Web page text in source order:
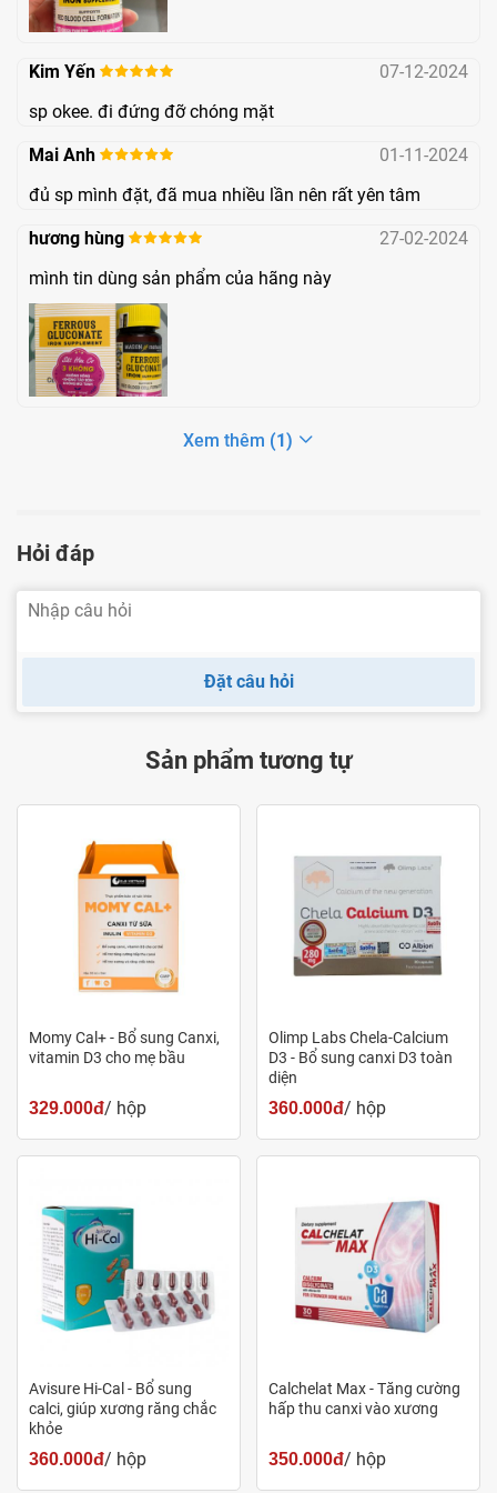
đậu,...Ngoài ra, có thể lựa chọn sử dụng TPCN bổ sung sắt,
Một số loại thực phẩm giàu sắt
thai giúp ngăn ngừa thiếu sắt và hỗ trợ điều trị các triệu
chứng do thiếu máu thiếu sắt gây ra
thiết cho cơ thể, tham gia vào quá trình trao đổi chất và
Hemoglobin chịu trách nhiệm vận chuyển Oxy trong máu
Cơ thể sử dụng sắt để tổng hợp một số loại Hormone khác.
Ngoài ra sắt cũng có một số tác dụng khác như hỗ trợ tăng
cường hệ thống miễn dịch, hỗ trợ cải thiện giấc ngủ và trí
nhớ, bảo vệ và nuôi dưỡng tóc và da, tăng cường hiệu suất
tập thể dục thể thao.
Sắt Gluconat có trong viên nang Mason Natural Ferrous
Gluconate
Uống 1-2 viên/ngày
Dùng cùng với thức ăn
Kim Yến
07-12-2024
sp okee. đi đứng đỡ chóng mặt
Mai Anh
01-11-2024
đủ sp mình đặt, đã mua nhiều lần nên rất yên tâm
hương hùng
27-02-2024
mình tin dùng sản phẩm của hãng này
Xem thêm (1)
Hỏi đáp
Đặt câu hỏi
Sản phẩm tương tự
Momy Cal+ - Bổ sung Canxi,
vitamin D3 cho mẹ bầu
329.000đ/ hộp
Olimp Labs Chela-Calcium
D3 - Bổ sung canxi D3 toàn
diện
360.000đ/ hộp
Avisure Hi-Cal - Bổ sung
calci, giúp xương răng chắc
khỏe
360.000đ/ hộp
Calchelat Max - Tăng cường
hấp thu canxi vào xương
350.000đ/ hộp